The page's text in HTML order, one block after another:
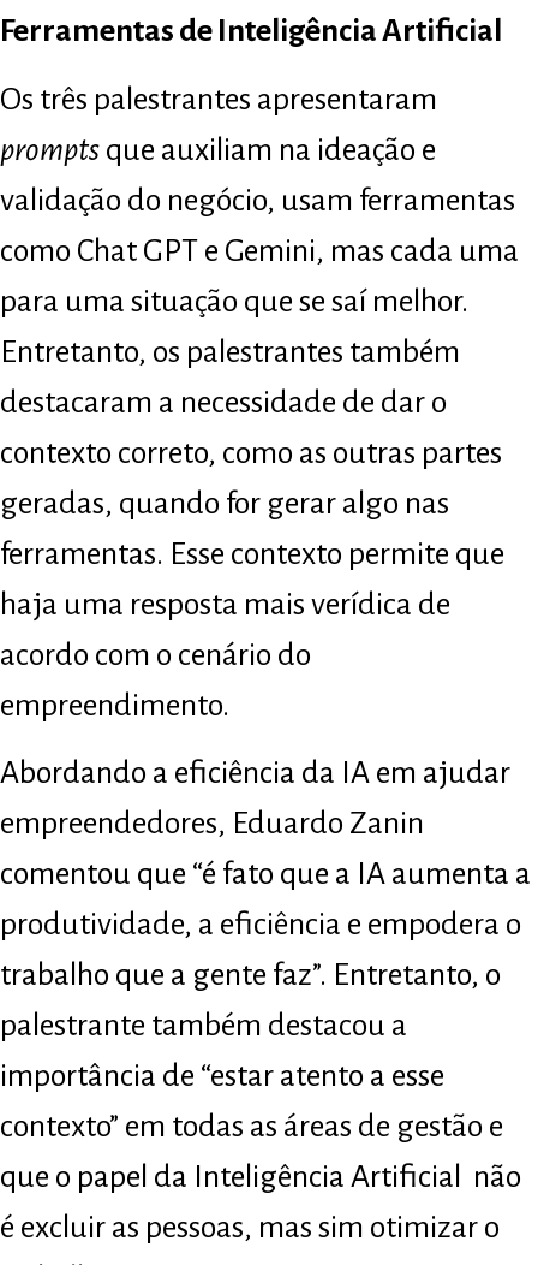
Ferramentas de Inteligência Artificial
Os três palestrantes apresentaram
prompts que auxiliam na ideação e
validação do negócio, usam ferramentas
como Chat GPT e Gemini, mas cada uma
para uma situação que se saí melhor.
Entretanto, os palestrantes também
destacaram a necessidade de dar o
contexto correto, como as outras partes
geradas, quando for gerar algo nas
ferramentas. Esse contexto permite que
haja uma resposta mais verídica de
acordo com o cenário do
empreendimento.
Abordando a eficiência da IA em ajudar
empreendedores, Eduardo Zanin
comentou que “é fato que a IA aumenta a
produtividade, a eficiência e empodera o
trabalho que a gente faz”. Entretanto, o
palestrante também destacou a
importância de “estar atento a esse
contexto” em todas as áreas de gestão e
que o papel da Inteligência Artificial não
é excluir as pessoas, mas sim otimizar o